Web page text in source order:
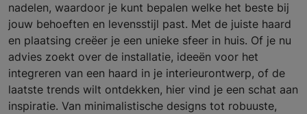
nadelen, waardoor je kunt bepalen welke het beste bij
jouw behoeften en levensstijl past. Met de juiste haard
en plaatsing creëer je een unieke sfeer in huis. Of je nu
advies zoekt over de installatie, ideeën voor het
integreren van een haard in je interieurontwerp, of de
laatste trends wilt ontdekken, hier vind je een schat aan
inspiratie. Van minimalistische designs tot robuuste,